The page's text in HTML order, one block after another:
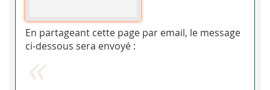
En partageant cette page par email, le message
ci-dessous sera envoyé :